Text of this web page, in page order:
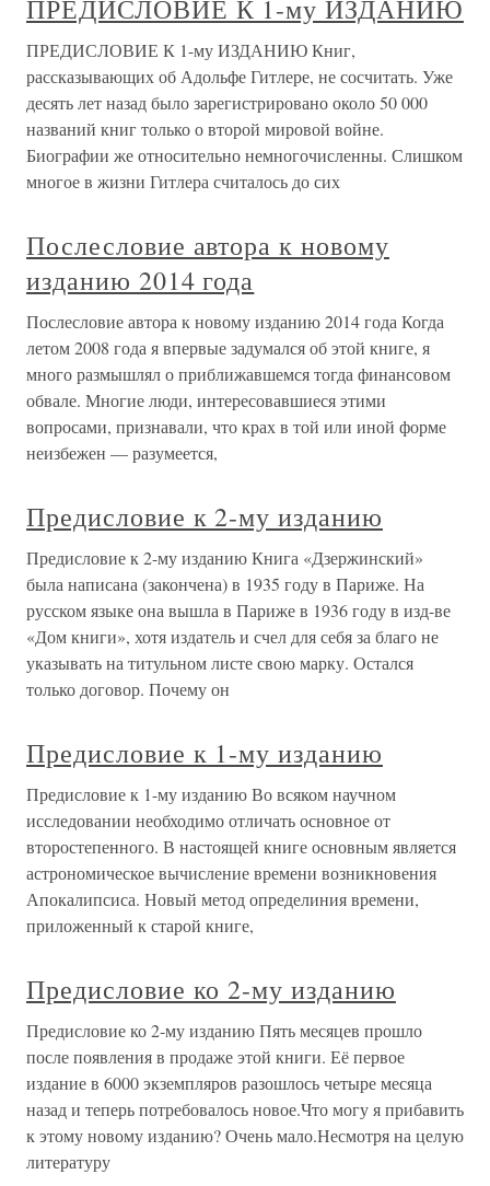
ПРЕДИСЛОВИЕ К 1-му ИЗДАНИЮ
ПРЕДИСЛОВИЕ К 1-му ИЗДАНИЮ Книг,
рассказывающих об Адольфе Гитлере, не сосчитать. Уже
десять лет назад было зарегистрировано около 50 000
названий книг только о второй мировой войне.
Биографии же относительно немногочисленны. Слишком
многое в жизни Гитлера считалось до сих
Послесловие автора к новому
изданию 2014 года
Послесловие автора к новому изданию 2014 года Когда
летом 2008 года я впервые задумался об этой книге, я
много размышлял о приближавшемся тогда финансовом
обвале. Многие люди, интересовавшиеся этими
вопросами, признавали, что крах в той или иной форме
неизбежен — разумеется,
Предисловие к 2-му изданию
Предисловие к 2-му изданию Книга «Дзержинский»
была написана (закончена) в 1935 году в Париже. На
русском языке она вышла в Париже в 1936 году в изд-ве
«Дом книги», хотя издатель и счел для себя за благо не
указывать на титульном листе свою марку. Остался
только договор. Почему он
Предисловие к 1-му изданию
Предисловие к 1-му изданию Во всяком научном
исследовании необходимо отличать основное от
второстепенного. В настоящей книге основным является
астрономическое вычисление времени возникновения
Апокалипсиса. Новый метод определиния времени,
приложенный к старой книге,
Предисловие ко 2-му изданию
Предисловие ко 2-му изданию Пять месяцев прошло
после появления в продаже этой книги. Её первое
издание в 6000 экземпляров разошлось четыре месяца
назад и теперь потребовалось новое.Что могу я прибавить
к этому новому изданию? Очень мало.Несмотря на целую
литературу